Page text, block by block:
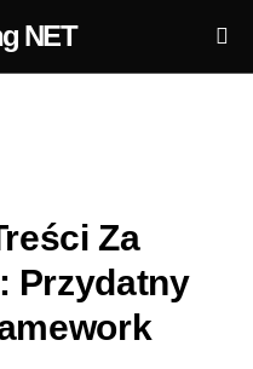
NET
Za
Przydatny